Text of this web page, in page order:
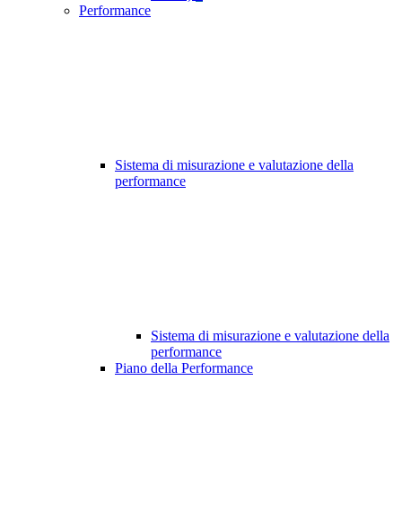
Performance
Sistema di misurazione e valutazione della
performance
Sistema di misurazione e valutazione della
performance
Piano della Performance